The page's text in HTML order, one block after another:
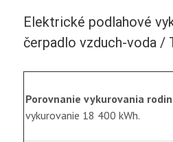
Elektrické podlahové
čerpadlo vzduch-voda /
Porovnanie vykurovania
vykurovanie 18 400 kWh.